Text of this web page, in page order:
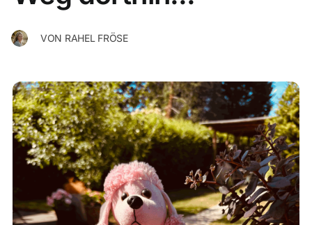
VON RAHEL FRÖSE